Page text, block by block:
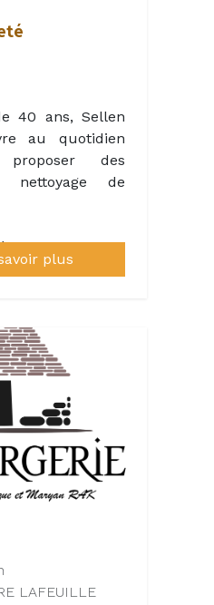
40 ans, Sellen
au quotidien
des
nettoyage de
c’est avant tout
familiale à taille
soit votre
pour assurer
de vos
êtes tous
prenons en
contraintes et
pour vous
régulier des
plus
LAFEUILLE